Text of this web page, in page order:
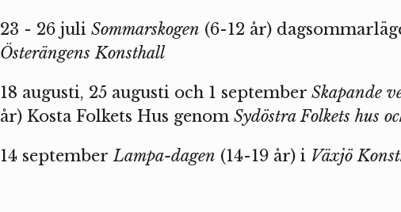
23 - 26 juli Sommarskogen (6-12 år)
Österängens Konsthall
18 augusti, 25 augusti och 1 september Skapande
år) Kosta Folkets Hus genom Sydöstra Folkets hus
14 september Lampa-dagen (14-19 år) i Växjö